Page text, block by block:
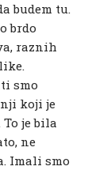
budem tu.
brdo
raznih
smo
koji je
je bila
ne
Imali smo